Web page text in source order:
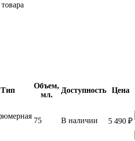
Тип
Объем,
мл.
Доступность Цена
75 В наличии 5 490 ₽